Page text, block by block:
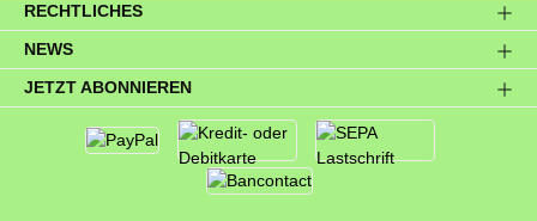
RECHTLICHES
NEWS
JETZT ABONNIEREN